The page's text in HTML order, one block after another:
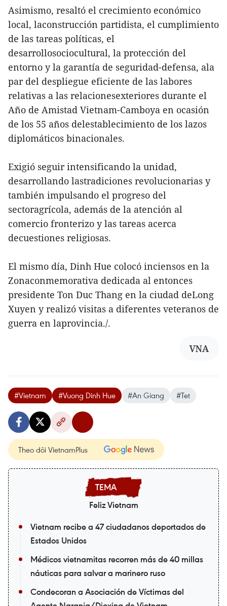
Asimismo, resaltó el crecimiento económico
local, laconstrucción partidista, el cumplimiento
de las tareas políticas, el
desarrollosociocultural, la protección del
entorno y la garantía de seguridad-defensa, ala
par del despliegue eficiente de las labores
relativas a las relacionesexteriores durante el
Año de Amistad Vietnam-Camboya en ocasión
de los 55 años delestablecimiento de los lazos
diplomáticos binacionales.
Exigió seguir intensificando la unidad,
desarrollando lastradiciones revolucionarias y
también impulsando el progreso del
sectoragrícola, además de la atención al
comercio fronterizo y las tareas acerca
decuestiones religiosas.
El mismo día, Dinh Hue colocó inciensos en la
Zonaconmemorativa dedicada al entonces
presidente Ton Duc Thang en la ciudad deLong
Xuyen y realizó visitas a diferentes veteranos de
guerra en laprovincia./.
VNA
#Vietnam #Vuong Dinh Hue #An Giang #Tet
Theo dõi VietnamPlus
Feliz Vietnam
Vietnam recibe a 47 ciudadanos deportados de
Estados Unidos
Médicos vietnamitas recorren más de 40 millas
náuticas para salvar a marinero ruso
Condecoran a Asociación de Víctimas del